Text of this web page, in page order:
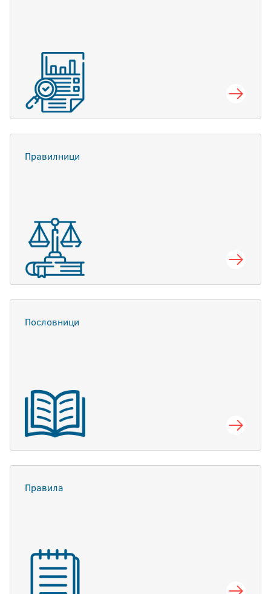
Правилници
Пословници
Правила